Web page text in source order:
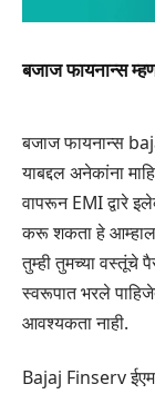
बजाज फायनान्स
बजाज फायनान्स
याबद्दल अनेकांना
वापरून EMI द्वारे
करू शकता हे आम्हाला
तुम्ही तुमच्या वस्तूंचे
स्वरूपात भरले
आवश्यकता नाही.
Bajaj Finserv